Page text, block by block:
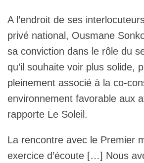
A l’endroit de ses
privé national, Ousmane
sa conviction dans le rôle du
qu’il souhaite voir plus solide,
pleinement associé à la co-
environnement favorable aux
rapporte Le Soleil.
La rencontre avec le Premier
exercice d’écoute […] Nous